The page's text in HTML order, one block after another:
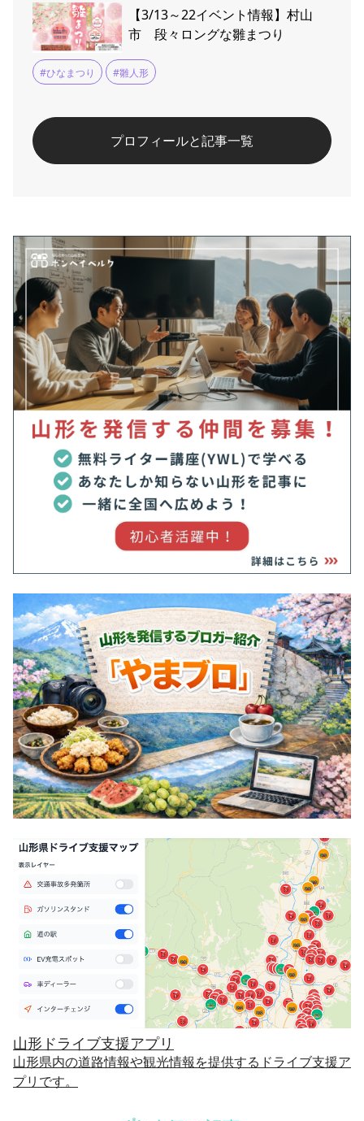
【3/13～22イベント情報】村山
市 段々ロングな雛まつり
#ひなまつり #雛人形
プロフィールと記事一覧
山形ドライブ支援アプリ
山形県内の道路情報や観光情報を提供するドライブ支援ア
プリです。